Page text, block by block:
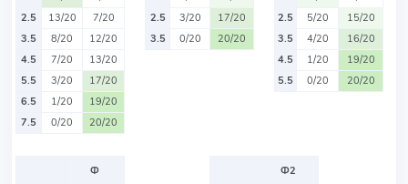
2.5
13/20
7/20
3.5
8/20
12/20
4.5
7/20
13/20
5.5
3/20
17/20
6.5
1/20
19/20
7.5
0/20 20/20
2.5
3/20
17/20
3.5
0/20 20/20
2.5
5/20
15/20
3.5
4/20
16/20
4.5
1/20
19/20
5.5
0/20 20/20
Ф
Ф2